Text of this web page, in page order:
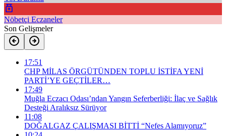
Nöbetçi Eczaneler
Son Gelişmeler
17:51
CHP MİLAS ÖRGÜTÜNDEN TOPLU İSTİFA YENİ
PARTİ’YE GEÇTİLER…
17:49
Muğla Eczacı Odası’ndan Yangın Seferberliği: İlaç ve Sağlık
Desteği Aralıksız Sürüyor
11:08
DOĞALGAZ ÇALIŞMASI BİTTİ “Nefes Alamıyoruz”